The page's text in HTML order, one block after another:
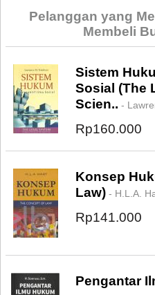
Pelanggan yang
Membeli
Sistem
Sosial (The
Scien.. -
Rp160.000
Konsep
Law) - H.L.A.
Rp141.000
Pengantar